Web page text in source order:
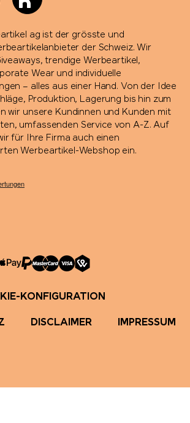
ag ist der grösste und
der Schweiz. Wir
trendige Werbeartikel,
Wear und individuelle
– alles aus einer Hand. Von der Idee
Produktion, Lagerung bis hin zum
wir unsere Kundinnen und Kunden mit
umfassenden Service von A-Z. Auf
für Ihre Firma auch einen
Werbeartikel-Webshop ein.
KONFIGURATION
DISCLAIMER IMPRESSUM